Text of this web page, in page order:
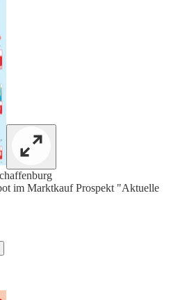
im Marktkauf Prospekt "Aktuelle